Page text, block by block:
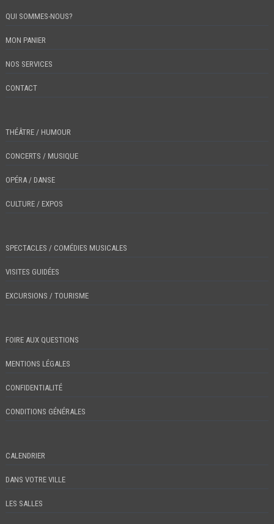
QUI SOMMES-NOUS?
MON PANIER
NOS SERVICES
CONTACT
THÉÂTRE / HUMOUR
CONCERTS / MUSIQUE
OPÉRA / DANSE
CULTURE / EXPOS
SPECTACLES / COMÉDIES MUSICALES
VISITES GUIDÉES
EXCURSIONS / TOURISME
FOIRE AUX QUESTIONS
MENTIONS LÉGALES
CONFIDENTIALITÉ
CONDITIONS GÉNÉRALES
CALENDRIER
DANS VOTRE VILLE
LES SALLES